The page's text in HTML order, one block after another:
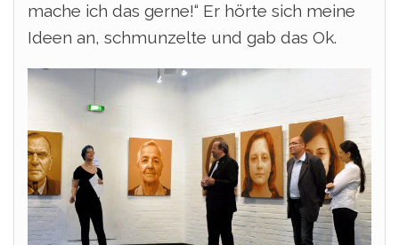
mache ich das gerne!“ Er hörte sich meine
Ideen an, schmunzelte und gab das Ok.